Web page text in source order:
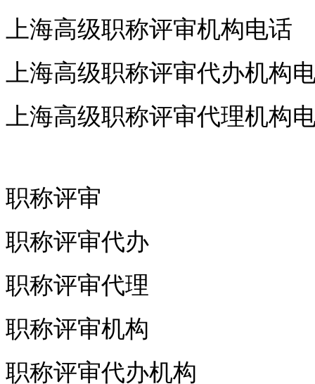
上海高级职称评审机构电话
上海高级职称评审代办机构
上海高级职称评审代理机构
职称评审
职称评审代办
职称评审代理
职称评审机构
职称评审代办机构